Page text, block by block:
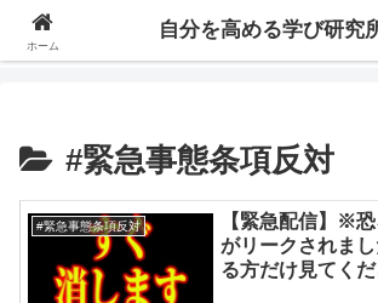
自分の価値を高めるための学びについて研究し、セミ
#緊急事態条項反対
#緊急事態条項反対
【緊急配信】※
がリークされま
る方だけ見てく
ホーム
自分を高める学び研究